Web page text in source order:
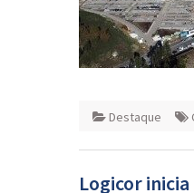
Destaque
Logicor